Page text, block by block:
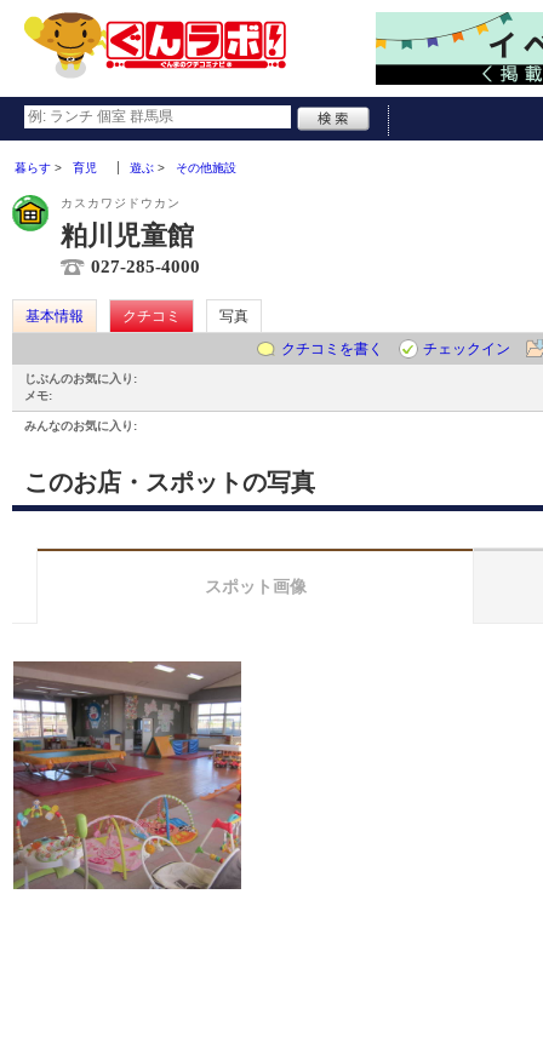
暮らす 育児 遊ぶ その他施設
カスカワジドウカン
粕川児童館
027-285-4000
基本情報 クチコミ
写真
クチコミを書く
チェックイン
じぶんのお気に入り:
メモ:
みんなのお気に入り:
このお店・スポットの写真
スポット画像